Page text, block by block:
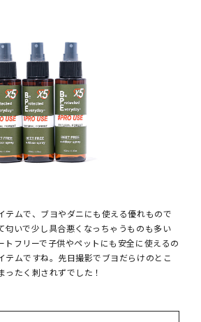
テムで、ブヨやダニにも使える優れもので
匂いで少し具合悪くなっちゃうものも多い
トフリーで子供やペットにも安全に使えるの
テムですね。先日撮影でブヨだらけのとこ
ったく刺されずでした！